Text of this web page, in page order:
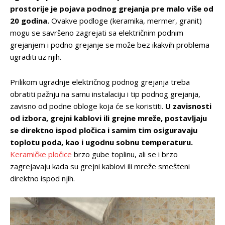
prostorije je pojava podnog grejanja pre malo više od
20 godina. Ovakve podloge (keramika, mermer, granit)
mogu se savršeno zagrejati sa električnim podnim
grejanjem i podno grejanje se može bez ikakvih problema
ugraditi uz njih.
Prilikom ugradnje električnog podnog grejanja treba
obratiti pažnju na samu instalaciju i tip podnog grejanja,
zavisno od podne obloge koja će se koristiti. U zavisnosti
od izbora, grejni kablovi ili grejne mreže, postavljaju
se direktno ispod pločica i samim tim osiguravaju
toplotu poda, kao i ugodnu sobnu temperaturu.
Keramičke pločice brzo gube toplinu, ali se i brzo
zagrejavaju kada su grejni kablovi ili mreže smešteni
direktno ispod njih.